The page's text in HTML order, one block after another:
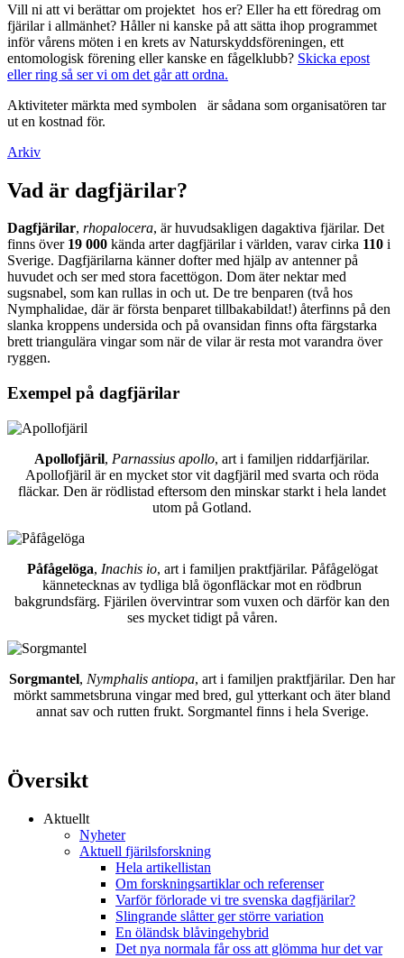
Vill ni att vi berättar om projektet hos er? Eller ha ett föredrag om
fjärilar i allmänhet? Håller ni kanske på att sätta ihop programmet
inför vårens möten i en krets av Naturskyddsföreningen, ett
entomologisk förening eller kanske en fågelklubb? Skicka epost
eller ring så ser vi om det går att ordna.
Aktiviteter märkta med symbolen
är sådana som organisatören tar
ut en kostnad för.
Arkiv
Vad är dagfjärilar?
Dagfjärilar, rhopalocera, är huvudsakligen dagaktiva fjärilar. Det
finns över 19 000 kända arter dagfjärilar i världen, varav cirka 110 i
Sverige. Dagfjärilarna känner dofter med hjälp av antenner på
huvudet och ser med stora facettögon. Dom äter nektar med
sugsnabel, som kan rullas in och ut. De tre benparen (två hos
Nymphalidae, där är första benparet tillbakabildat!) återfinns på den
slanka kroppens undersida och på ovansidan finns ofta färgstarka
brett triangulära vingar som när de vilar är resta mot varandra över
ryggen.
Exempel på dagfjärilar
Apollofjäril, Parnassius apollo, art i familjen riddarfjärilar.
Apollofjäril är en mycket stor vit dagfjäril med svarta och röda
fläckar. Den är rödlistad eftersom den minskar starkt i hela landet
utom på Gotland.
Påfågelöga, Inachis io, art i familjen praktfjärilar. Påfågelögat
kännetecknas av tydliga blå ögonfläckar mot en rödbrun
bakgrundsfärg. Fjärilen övervintrar som vuxen och därför kan den
ses mycket tidigt på våren.
Sorgmantel, Nymphalis antiopa, art i familjen praktfjärilar. Den har
mörkt sammetsbruna vingar med bred, gul ytterkant och äter bland
annat sav och rutten frukt. Sorgmantel finns i hela Sverige.
Översikt
Aktuellt
Nyheter
Aktuell fjärilsforskning
Hela artikellistan
Om forskningsartiklar och referenser
Varför förlorade vi tre svenska dagfjärilar?
Slingrande slåtter ger större variation
En öländsk blåvingehybrid
Det nya normala får oss att glömma hur det var